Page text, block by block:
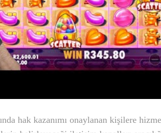
hak kazanımı onaylanan kişilere